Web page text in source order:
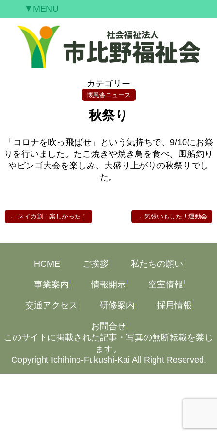
▼MENU
私たちの願い
事業案内
空室情報
研修案内
お問合せ
カテゴリー
懐風舎ニュース
秋祭り
「コロナを吹っ飛ばせ」という気持ちで、9/10にお祭
りを行いました。たこ焼きや焼き鳥を食べ、風船釣り
やビンゴ大会を楽しみ、大盛り上がりの秋祭りでし
た。
← スイカ割！楽しかった！ → 気張いもした！運動会
HOME ご挨拶 私たちの願い
事業案内 情報開示 空室情報
交通アクセス 研修案内 採用情報
お問合せ
このサイトに掲載された記事・写真の無断転載を禁じ
ます。
Copyright Ichihino-Fukushi-Kai All Right Reserved.